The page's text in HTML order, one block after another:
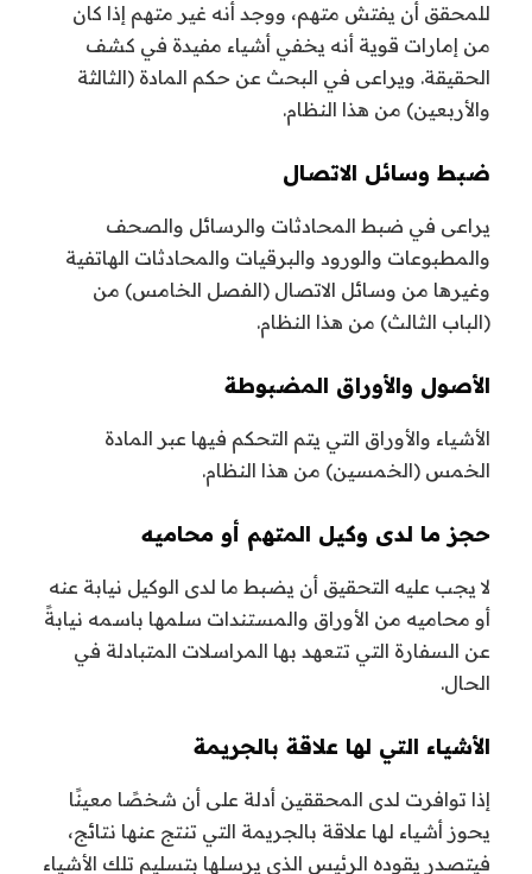
للمحقق أن يفتش متهم، ووجد أنه غير متهم إذا كان
من إمارات قوية أنه يخفي أشياء مفيدة في كشف
الحقيقة. ويراعى في البحث عن حكم المادة (الثالثة
والأربعين) من هذا النظام.
ضبط وسائل الاتصال
يراعى في ضبط المحادثات والرسائل والصحف
والمطبوعات والورود والبرقيات والمحادثات الهاتفية
وغيرها من وسائل الاتصال (الفصل الخامس) من
(الباب الثالث) من هذا النظام.
الأصول والأوراق المضبوطة
الأشياء والأوراق التي يتم التحكم فيها عبر المادة
الخمس (الخمسين) من هذا النظام.
حجز ما لدى وكيل المتهم أو محاميه
لا يجب عليه التحقيق أن يضبط ما لدى الوكيل نيابة عنه
أو محاميه من الأوراق والمستندات سلمها باسمه نيابةً
عن السفارة التي تتعهد بها المراسلات المتبادلة في
الحال.
الأشياء التي لها علاقة بالجريمة
إذا توافرت لدى المحققين أدلة على أن شخصًا معينًا
يحوز أشياء لها علاقة بالجريمة التي تنتج عنها نتائج،
فيتصدر يقوده الرئيس الذي يرسلها بتسليم تلك الأشياء